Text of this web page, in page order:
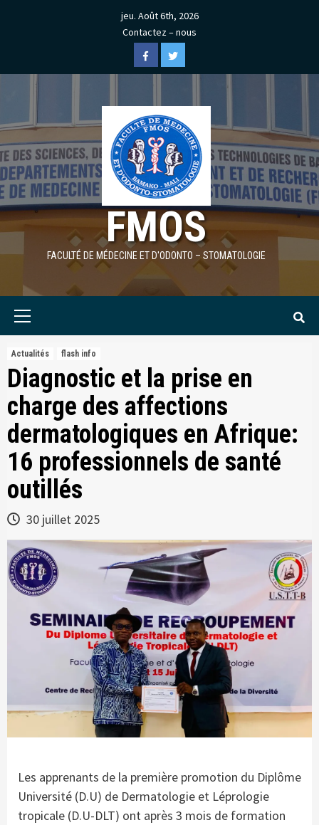
jeu. Août 6th, 2026
Contactez – nous
FacebookTwitter
FMOS
FACULTÉ DE MÉDECINE ET D'ODONTO – STOMATOLOGIE
Actualités flash info
Diagnostic et la prise en
charge des affections
dermatologiques en Afrique:
16 professionnels de santé
outillés
30 juillet 2025
Les apprenants de la première promotion du Diplôme
Université (D.U) de Dermatologie et Léprologie
tropicale (D.U-DLT) ont après 3 mois de formation